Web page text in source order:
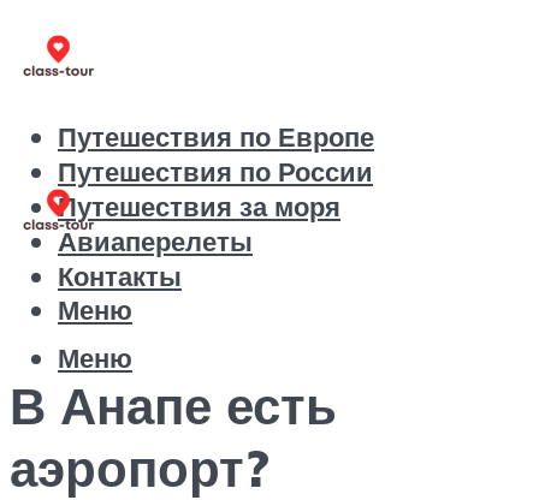
Путешествия по Европе
Путешествия по России
Путешествия за моря
Авиаперелеты
Контакты
Меню
Меню
В Анапе есть
аэропорт?